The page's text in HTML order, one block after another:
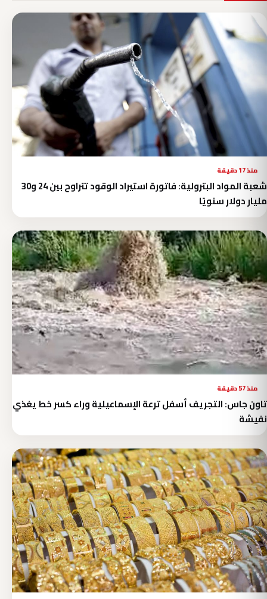
منذ 17 دقيقة
شعبة المواد البترولية: فاتورة استيراد الوقود تتراوح بين 24 و30
مليار دولار سنويًا
منذ 57 دقيقة
تاون جاس: التجريف أسفل ترعة الإسماعيلية وراء كسر خط يغذي
نفيشة